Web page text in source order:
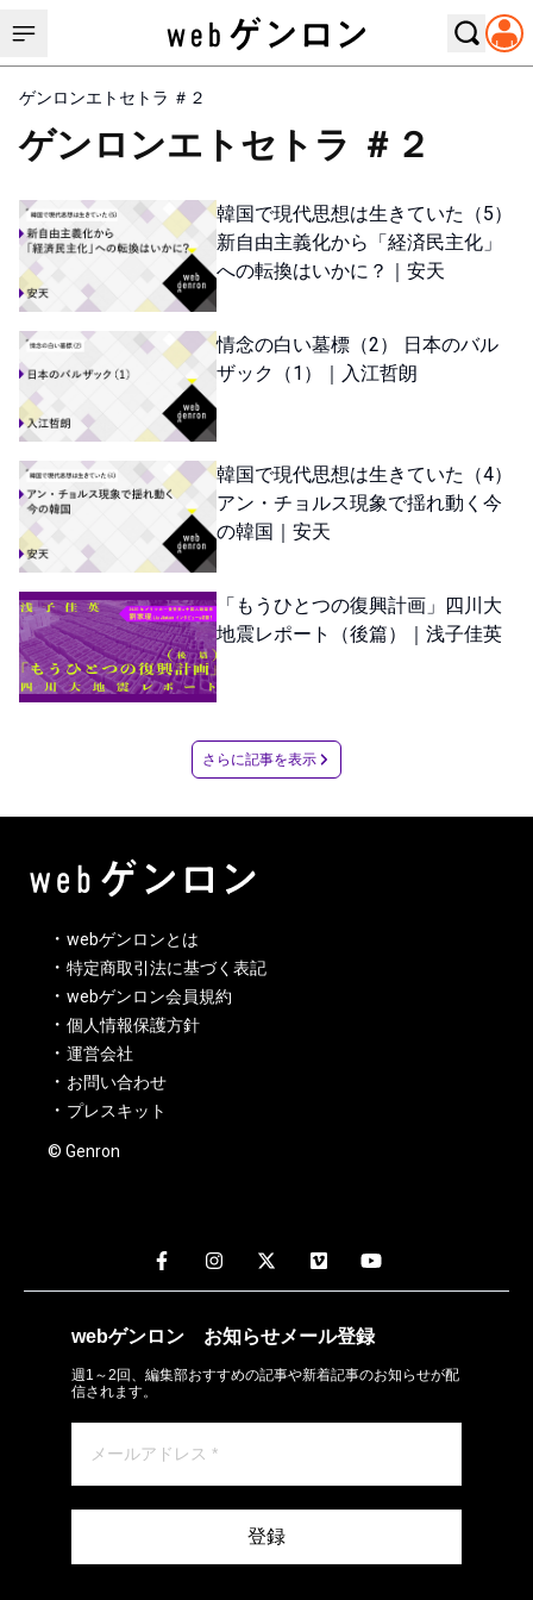
ゲンロンエトセトラ ＃２
ゲンロンエトセトラ ＃２
韓国で現代思想は生きていた（5）
新自由主義化から「経済民主化」
への転換はいかに？｜安天
情念の白い墓標（2） 日本のバル
ザック（1）｜入江哲朗
韓国で現代思想は生きていた（4）
アン・チョルス現象で揺れ動く今
の韓国｜安天
「もうひとつの復興計画」四川大
地震レポート（後篇）｜浅子佳英
さらに記事を表示
webゲンロンとは
特定商取引法に基づく表記
webゲンロン会員規約
個人情報保護方針
運営会社
お問い合わせ
プレスキット
© Genron
webゲンロン お知らせメール登録
週1～2回、編集部おすすめの記事や新着記事のお知らせが配
信されます。
登録